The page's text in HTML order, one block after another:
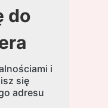
do
i
się
adresu